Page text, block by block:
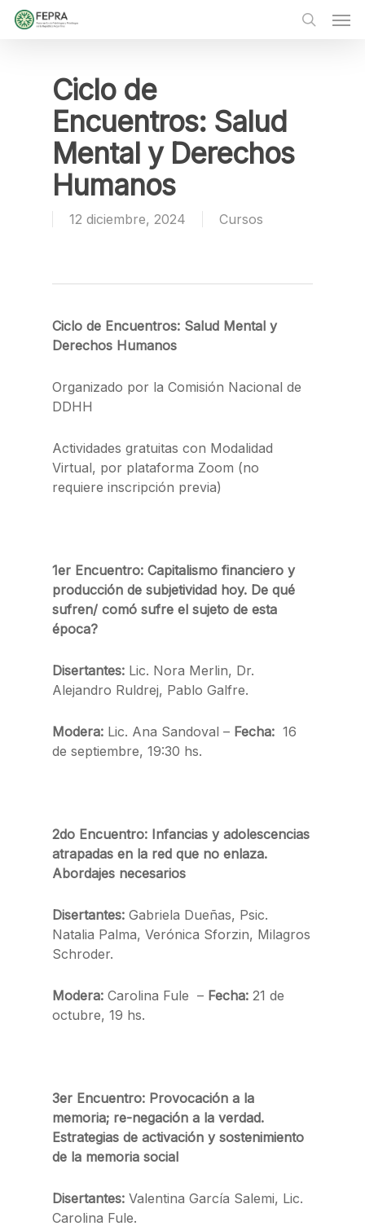
Skip
Ciclo de
Encuentros: Salud
Mental y Derechos
Humanos
12 diciembre, 2024 Cursos
Ciclo de Encuentros: Salud Mental y
Derechos Humanos
Organizado por la Comisión Nacional de
DDHH
Actividades gratuitas con Modalidad
Virtual, por plataforma Zoom (no
requiere inscripción previa)
1er Encuentro: Capitalismo financiero y
producción de subjetividad hoy. De qué
sufren/ comó sufre el sujeto de esta
época?
Disertantes: Lic. Nora Merlin, Dr.
Alejandro Ruldrej, Pablo Galfre.
Modera: Lic. Ana Sandoval – Fecha: 16
de septiembre, 19:30 hs.
2do Encuentro: Infancias y adolescencias
atrapadas en la red que no enlaza.
Abordajes necesarios
Disertantes: Gabriela Dueñas, Psic.
Natalia Palma, Verónica Sforzin, Milagros
Schroder.
Modera: Carolina Fule – Fecha: 21 de
octubre, 19 hs.
3er Encuentro: Provocación a la
memoria; re-negación a la verdad.
Estrategias de activación y sostenimiento
de la memoria social
Disertantes: Valentina García Salemi, Lic.
Carolina Fule.